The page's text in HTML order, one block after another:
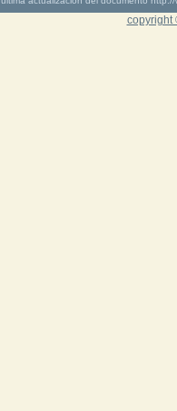
copyright